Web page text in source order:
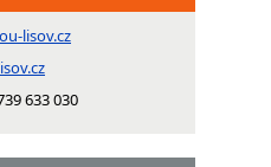
lisov.cz
633 030